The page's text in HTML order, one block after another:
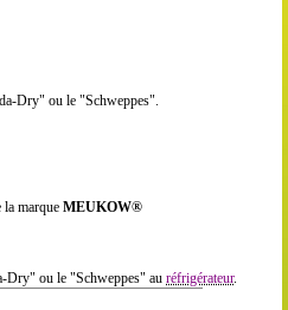
Dry" ou le "Schweppes".
la marque MEUKOW®
Dry" ou le "Schweppes" au réfrigérateur.